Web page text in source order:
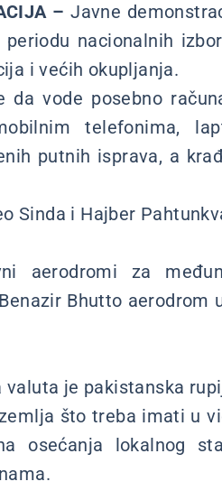
– Javne
nacionalnih
i većih okupljanja.
da vode posebno
telefonima,
putnih isprava, a
Sinda i Hajber
aerodromi za
Bhutto aerodrom
valuta je pakistanska
što treba imati u
osećanja lokalnog